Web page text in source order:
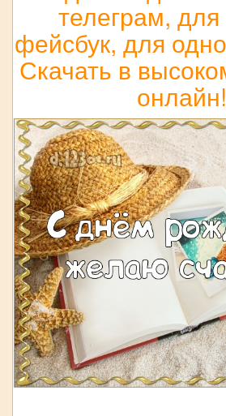
телеграм, для
фейсбук, для
Скачать в
онлайн!